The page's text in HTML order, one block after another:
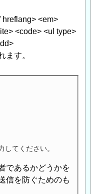
<em>
<code> <ul type>
ます。
してください。
であるかどうかを
信を防ぐためのも